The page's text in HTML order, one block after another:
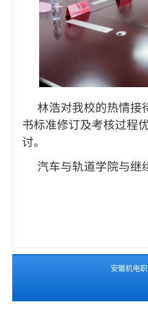
林浩对我校的热情接
书标准修订及考核过程
讨。
汽车与轨道学院与继
安徽机电